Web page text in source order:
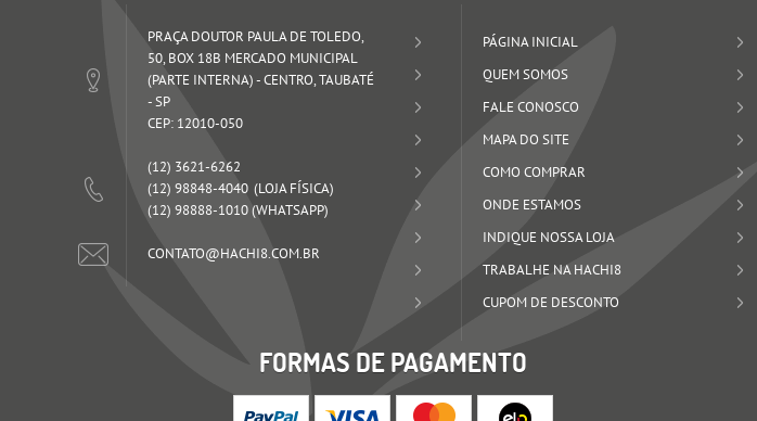
PRAÇA DOUTOR PAULA DE TOLEDO,
50, BOX 18B MERCADO MUNICIPAL
(PARTE INTERNA)-CENTRO, TAUBATÉ
-SP
CEP: 12010-050
(12) 3621-6262
(12) 98848-4040
(12) 98888-1010(WHATSAPP)
CONTATO@HACHI8.COM.BR
PÁGINA INICIAL
QUEM SOMOS
FALE CONOSCO
MAPA DO SITE
COMO COMPRAR
ONDE ESTAMOS
INDIQUE NOSSA LOJA
TRABALHE NA HACHI8
CUPOM DE DESCONTO
FORMAS DE PAGAMENTO